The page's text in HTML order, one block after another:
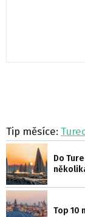
Tip měsíce:
Do
Top 10